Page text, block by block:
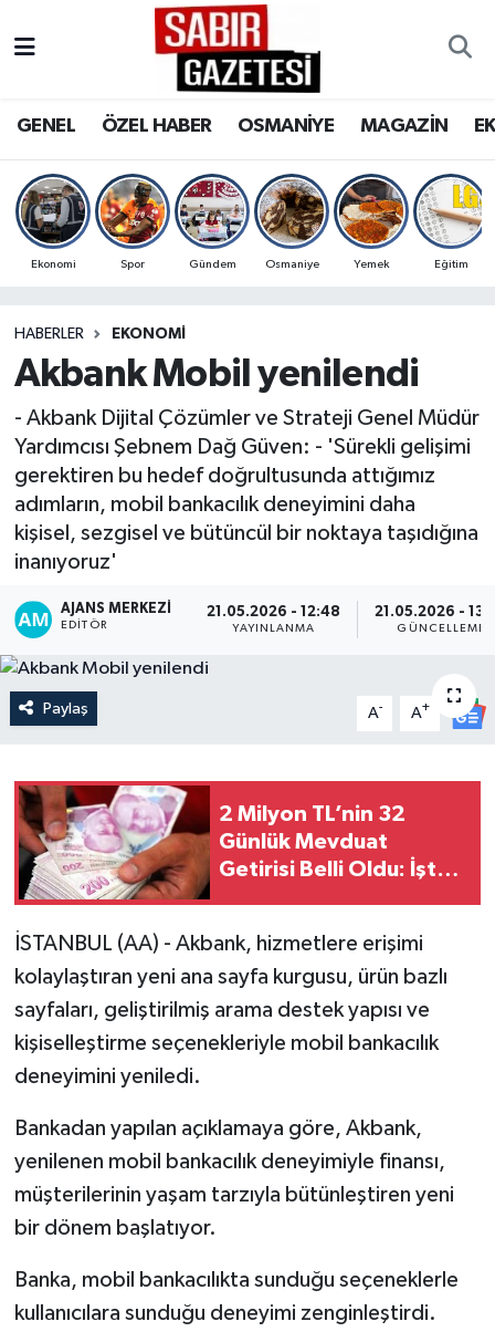
GENEL ÖZEL HABER OSMANİYE MAGAZİN
Ekonomi Spor Gündem Osmaniye Yemek Eğitim
HABERLER EKONOMI
Akbank Mobil yenilendi
- Akbank Dijital Çözümler ve Strateji Genel Müdür
Yardımcısı Şebnem Dağ Güven: - 'Sürekli gelişimi
gerektiren bu hedef doğrultusunda attığımız
adımların, mobil bankacılık deneyimini daha
kişisel, sezgisel ve bütüncül bir noktaya taşıdığına
inanıyoruz'
AJANS MERKEZI
EDITÖR
21.05.2026 - 12:48
YAYINLANMA
21.05.2026 -
GÜNCELLEME
Paylaş A- A+
2 Milyon TL’nin 32
Günlük Mevduat
Getirisi Belli Oldu: İşte
İSTANBUL (AA) - Akbank, hizmetlere erişimi
kolaylaştıran yeni ana sayfa kurgusu, ürün bazlı
sayfaları, geliştirilmiş arama destek yapısı ve
kişiselleştirme seçenekleriyle mobil bankacılık
deneyimini yeniledi.
Bankadan yapılan açıklamaya göre, Akbank,
yenilenen mobil bankacılık deneyimiyle finansı,
müşterilerinin yaşam tarzıyla bütünleştiren yeni
bir dönem başlatıyor.
Banka, mobil bankacılıkta sunduğu seçeneklerle
kullanıcılara sunduğu deneyimi zenginleştirdi.
OSMANİYE
MAGAZİN
SPOR
RESMİ İLANLAR
Osmaniye Nöbetçi Eczaneler
Osmaniye Trafik Yoğunluk Haritası
Süper Lig Puan Durumu ve Fikstür
Son Dakika Haberleri
Haber Arşivi